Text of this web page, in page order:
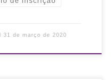
31 de março de 2020